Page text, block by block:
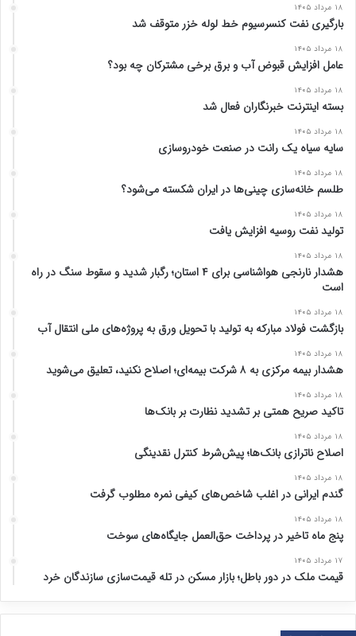
۱۸ مرداد ۱۴۰۵
بارگیری نفت کنسرسیوم خط لوله خزر متوقف شد
۱۸ مرداد ۱۴۰۵
عامل افزایش قبوض آب و برق برخی مشترکان چه بود؟
۱۸ مرداد ۱۴۰۵
بسته اینترنت خبرنگاران فعال شد
۱۸ مرداد ۱۴۰۵
سایه سیاه یک رانت در صنعت خودروسازی
۱۸ مرداد ۱۴۰۵
طلسم خانه‌سازی چینی‌ها در ایران شکسته می‌شود؟
۱۸ مرداد ۱۴۰۵
تولید نفت روسیه افزایش یافت
۱۸ مرداد ۱۴۰۵
هشدار نارنجی هواشناسی برای ۴ استان؛ رگبار شدید و سقوط سنگ در راه
است
۱۸ مرداد ۱۴۰۵
بازگشت فولاد مبارکه به تولید با تحویل ورق به پروژه‌های ملی انتقال آب
۱۸ مرداد ۱۴۰۵
هشدار بیمه مرکزی به ۸ شرکت بیمه‌ای؛ اصلاح نکنید، تعلیق می‌شوید
۱۸ مرداد ۱۴۰۵
تاکید صریح همتی بر تشدید نظارت بر بانک‌ها
۱۸ مرداد ۱۴۰۵
اصلاح ناترازی بانک‌ها؛ پیش‌شرط کنترل نقدینگی
۱۸ مرداد ۱۴۰۵
گندم ایرانی در اغلب شاخص‌های کیفی نمره مطلوب گرفت
۱۸ مرداد ۱۴۰۵
پنج ماه تاخیر در پرداخت حق‌العمل جایگاه‌های سوخت
۱۷ مرداد ۱۴۰۵
قیمت ملک در دور باطل؛ بازار مسکن در تله قیمت‌سازی سازندگان خرد